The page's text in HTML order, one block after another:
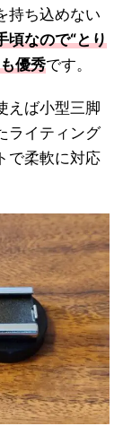
持ち込めない
頃なので“とり
優秀です。
えば小型三脚
ライティング
で柔軟に対応